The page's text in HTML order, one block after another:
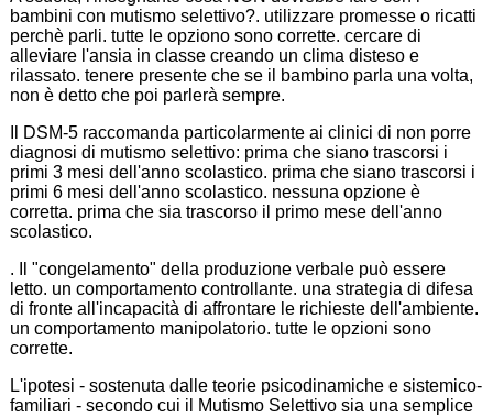
bambini con mutismo selettivo?. utilizzare promesse o ricatti
perchè parli. tutte le opziono sono corrette. cercare di
alleviare l'ansia in classe creando un clima disteso e
rilassato. tenere presente che se il bambino parla una volta,
non è detto che poi parlerà sempre.
Il DSM-5 raccomanda particolarmente ai clinici di non porre
diagnosi di mutismo selettivo: prima che siano trascorsi i
primi 3 mesi dell'anno scolastico. prima che siano trascorsi i
primi 6 mesi dell'anno scolastico. nessuna opzione è
corretta. prima che sia trascorso il primo mese dell'anno
scolastico.
. Il "congelamento" della produzione verbale può essere
letto. un comportamento controllante. una strategia di difesa
di fronte all'incapacità di affrontare le richieste dell'ambiente.
un comportamento manipolatorio. tutte le opzioni sono
corrette.
L'ipotesi - sostenuta dalle teorie psicodinamiche e sistemico-
familiari - secondo cui il Mutismo Selettivo sia una semplice